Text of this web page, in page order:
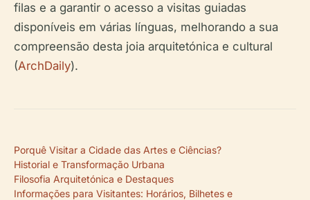
filas e a garantir o acesso a visitas guiadas
disponíveis em várias línguas, melhorando a sua
compreensão desta joia arquitetónica e cultural
(ArchDaily).
Porquê Visitar a Cidade das Artes e Ciências?
Historial e Transformação Urbana
Filosofia Arquitetónica e Destaques
Informações para Visitantes: Horários, Bilhetes e